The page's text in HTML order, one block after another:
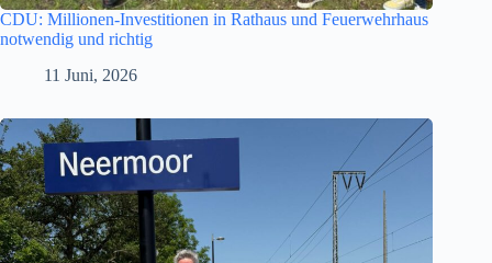
CDU: Millionen-Investitionen in Rathaus und Feuerwehrhaus
notwendig und richtig
11 Juni, 2026